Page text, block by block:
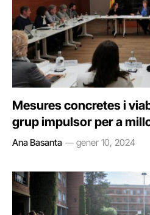
Mesures concretes i
grup impulsor per a
Ana Basanta gener 10, 2024